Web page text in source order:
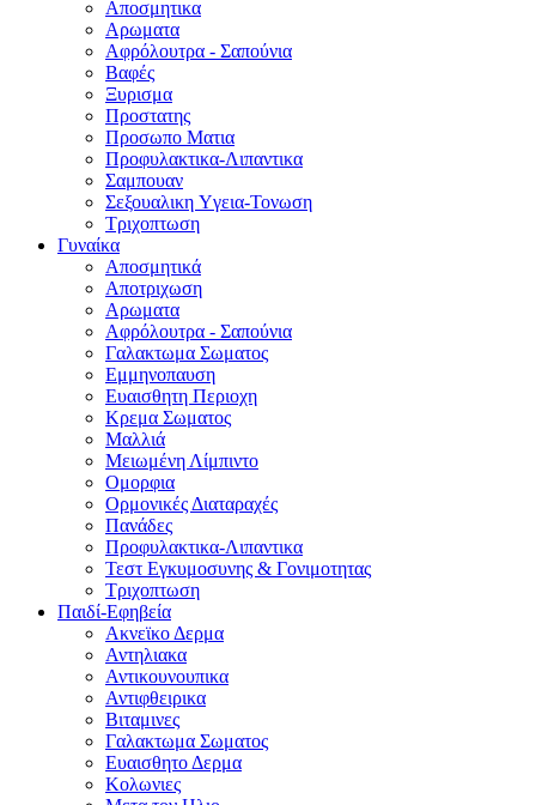
Αποσμητικα
Αρωματα
Αφρόλουτρα - Σαπούνια
Βαφές
Ξυρισμα
Προστατης
Προσωπο Ματια
Προφυλακτικα-Λιπαντικα
Σαμπουαν
Σεξουαλικη Yγεια-Τονωση
Τριχοπτωση
Γυναίκα
Αποσμητικά
Αποτριχωση
Αρωματα
Αφρόλουτρα - Σαπούνια
Γαλακτωμα Σωματος
Εμμηνοπαυση
Ευαισθητη Περιοχη
Κρεμα Σωματος
Μαλλιά
Μειωμένη Λίμπιντο
Ομορφια
Ορμονικές Διαταραχές
Πανάδες
Προφυλακτικα-Λιπαντικα
Τεστ Εγκυμοσυνης & Γονιμοτητας
Τριχοπτωση
Παιδί-Εφηβεία
Ακνεϊκο Δερμα
Αντηλιακα
Αντικουνουπικα
Αντιφθειρικα
Βιταμινες
Γαλακτωμα Σωματος
Ευαισθητο Δερμα
Κολωνιες